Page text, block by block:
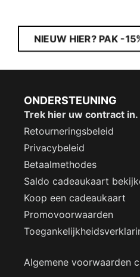
NIEUW HIER? PAK -
ONDERSTEUNING
Trek hier uw contract in.
Retourneringsbeleid
Privacybeleid
Betaalmethodes
Saldo cadeaukaart
Koop een cadeaukaart
Promovoorwaarden
Algemene voorwaarden